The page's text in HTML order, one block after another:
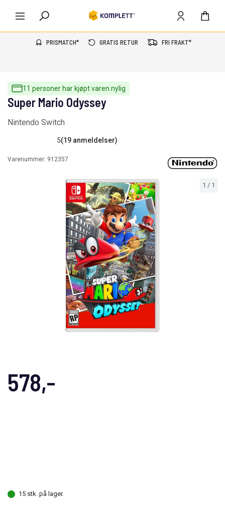
PRISMATCH* GRATIS RETUR FRI FRAKT*
11 personer har kjøpt varen nylig
1 / 1
Super Mario Odyssey
Nintendo Switch
5(19 anmeldelser)
Varenummer: 912357
578,-
15 stk. på lager.